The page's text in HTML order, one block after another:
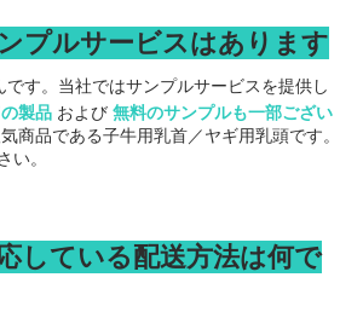
プルサービスはあります
です。当社ではサンプルサービスを提供し
製品 および 無料のサンプルも一部ござい
商品である子牛用乳首／ヤギ用乳頭です。
い。
している配送方法は何で